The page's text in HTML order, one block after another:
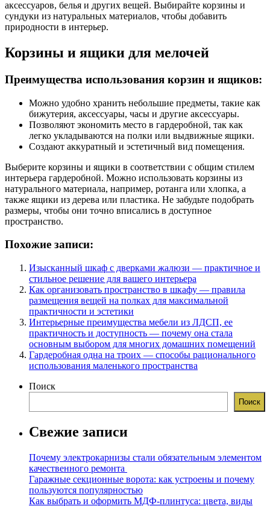
аксессуаров, белья и других вещей. Выбирайте корзины и
сундуки из натуральных материалов, чтобы добавить
природности в интерьер.
Корзины и ящики для мелочей
Преимущества использования корзин и ящиков:
Можно удобно хранить небольшие предметы, такие как
бижутерия, аксессуары, часы и другие аксессуары.
Позволяют экономить место в гардеробной, так как
легко укладываются на полки или выдвижные ящики.
Создают аккуратный и эстетичный вид помещения.
Выберите корзины и ящики в соответствии с общим стилем
интерьера гардеробной. Можно использовать корзины из
натурального материала, например, ротанга или хлопка, а
также ящики из дерева или пластика. Не забудьте подобрать
размеры, чтобы они точно вписались в доступное
пространство.
Похожие записи:
Изысканный шкаф с дверками жалюзи — практичное и
стильное решение для вашего интерьера
Как организовать пространство в шкафу — правила
размещения вещей на полках для максимальной
практичности и эстетики
Интерьерные преимущества мебели из ЛДСП, ее
практичность и доступность — почему она стала
основным выбором для многих домашних помещений
Гардеробная одна на троих — способы рационального
использования маленького пространства
Поиск
Поиск
Свежие записи
Почему электрокарнизы стали обязательным элементом
качественного ремонта
Гаражные секционные ворота: как устроены и почему
пользуются популярностью
Как выбрать и оформить МДФ-плинтуса: цвета, виды